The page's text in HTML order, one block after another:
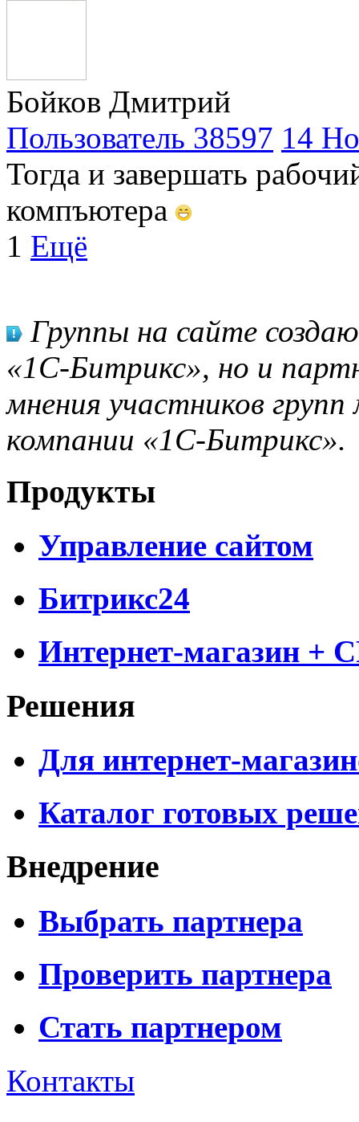
Бойков Дмитрий
Пользователь 38597 14
Тогда и завершать
компъютера
1 Ещё
Группы на сайте
«1С-Битрикс», но и
мнения участников
компании «1С-Битрикс».
Продукты
Управление сайтом
Битрикс24
Интернет-магазин +
Решения
Для интернет-
Каталог готовых
Внедрение
Выбрать партнера
Проверить партнера
Стать партнером
Контакты